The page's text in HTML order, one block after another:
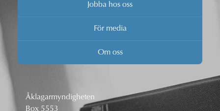
Jobba hos oss
För media
Om oss
Åklagarmyndigheten
Box 5553